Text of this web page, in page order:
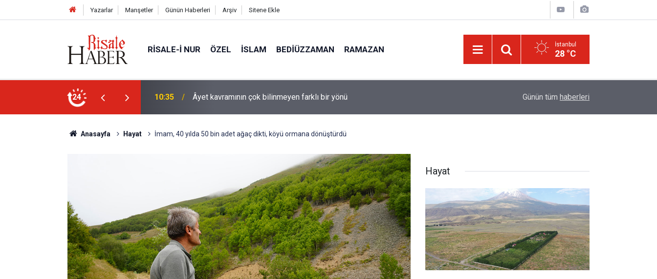
Yazarlar Manşetler Günün Haberleri Arşiv Sitene Ekle
RISALE-I NUR ÖZEL İSLAM BEDIÜZZAMAN RAMAZAN İstanbul
28 °C
24 09:25 İyi Müslüman olmanın ölçüsü nedir? LGS yerleştirme raporu açıklandı:
Günün tüm haberleri
Anasayfa Hayat İmam, 40 yılda 50 bin adet ağaç dikti, köyü ormana dönüştürdü
Hayat